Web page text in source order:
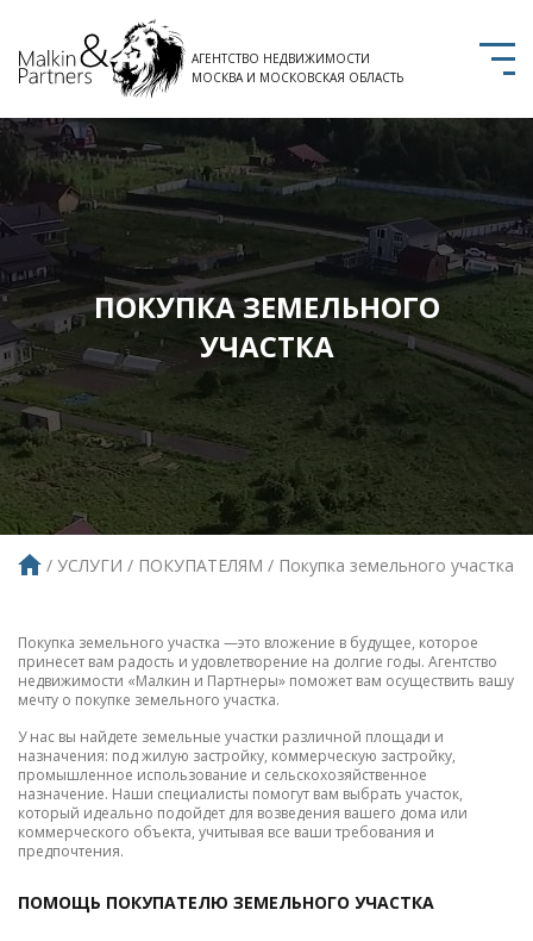
АГЕНТСТВО НЕДВИЖИМОСТИ
МОСКВА И МОСКОВСКАЯ ОБЛАСТЬ
ПОКУПКА ЗЕМЕЛЬНОГО
УЧАСТКА
УСЛУГИ ПОКУПАТЕЛЯМ Покупка земельного участка
Покупка земельного участка —это вложение в будущее, которое
принесет вам радость и удовлетворение на долгие годы. Агентство
недвижимости «Малкин и Партнеры» поможет вам осуществить вашу
мечту о покупке земельного участка.
У нас вы найдете земельные участки различной площади и
назначения: под жилую застройку, коммерческую застройку,
промышленное использование и сельскохозяйственное
назначение. Наши специалисты помогут вам выбрать участок,
который идеально подойдет для возведения вашего дома или
коммерческого объекта, учитывая все ваши требования и
предпочтения.
ПОМОЩЬ ПОКУПАТЕЛЮ ЗЕМЕЛЬНОГО УЧАСТКА